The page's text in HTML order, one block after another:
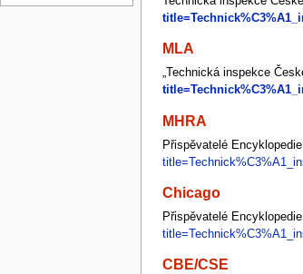
MLA
„Technická inspekce
MHRA
Přispěvatelé
Chicago
Přispěvatelé
CBE/CSE